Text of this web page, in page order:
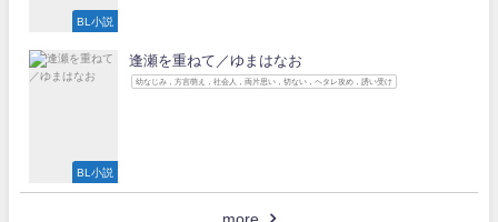
BL小説
BL小説
逢瀬を重ねて／ゆまはなお
幼なじみ，方言萌え，社会人，両片思い，切ない，ヘタレ攻め，誘い受け
more